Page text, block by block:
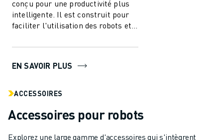
conçu pour une productivité plus
intelligente. Il est construit pour
faciliter l'utilisation des robots et
EN SAVOIR PLUS
ACCESSOIRES
Accessoires pour robots
Explorez une large gamme d'accessoires qui s'intègrent